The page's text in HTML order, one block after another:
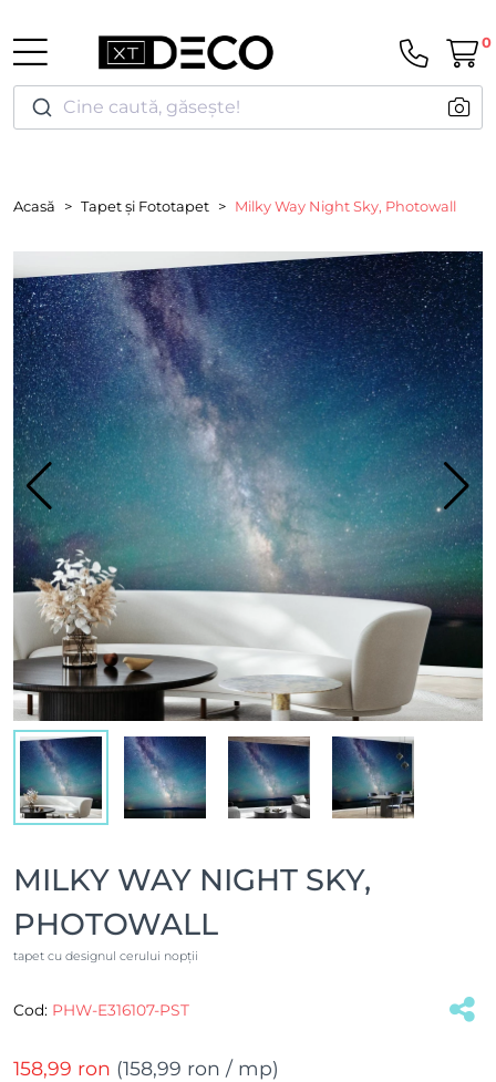
Cine caută, găsește!
0
Acasă Tapet și Fototapet Milky Way Night Sky, Photowall
MILKY WAY NIGHT SKY,
PHOTOWALL
tapet cu designul cerului nopții
Cod: PHW-E316107-PST
158,99 ron (158,99 ron / mp)